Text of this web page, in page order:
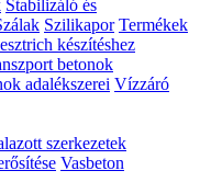
Stabilizáló és
Szilikapor Termékek
készítéshez
betonok
adalékszerei Vízzáró
szerkezetek
Vasbeton